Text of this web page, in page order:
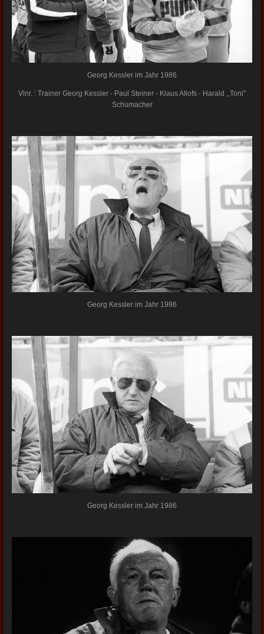
Georg Kessler im Jahr 1986
Vlnr. : Trainer Georg Kessler - Paul Steiner - Klaus Allofs - Harald ,,Toni"
Schumacher
Georg Kessler im Jahr 1986
Georg Kessler im Jahr 1986